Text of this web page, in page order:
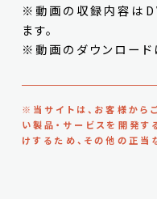
※動画の収録内容は
ます。
※動画のダウンロード
※当サイトは、お客様から
い製品・サービスを開発
けするため、その他の正当